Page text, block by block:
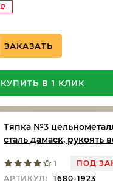
₽
ЗАКАЗАТЬ
КУПИТЬ В 1 КЛИК
Тяпка №3
сталь дамаск, рукоять
1
ПОД
АРТИКУЛ:
1680-1923